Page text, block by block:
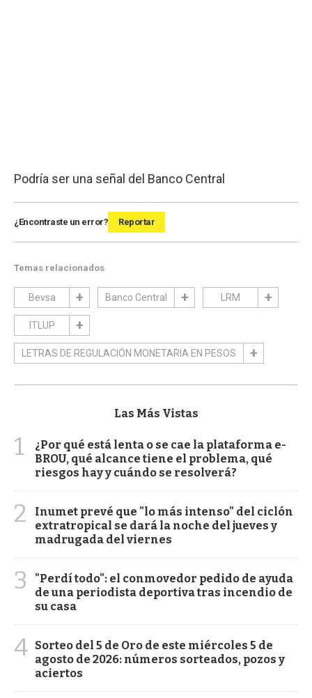
Podría ser una señal del Banco Central
¿Encontraste un error? Reportar
Temas relacionados
Bevsa Banco Central LRM
ITLUP
LETRAS DE REGULACIÓN MONETARIA EN PESOS
Las Más Vistas
1
¿Por qué está lenta o se cae la plataforma e-
BROU, qué alcance tiene el problema, qué
riesgos hay y cuándo se resolverá?
2
Inumet prevé que "lo más intenso" del ciclón
extratropical se dará la noche del jueves y
madrugada del viernes
3
"Perdí todo": el conmovedor pedido de ayuda
de una periodista deportiva tras incendio de
su casa
4 Sorteo del 5 de Oro de este miércoles 5 de
agosto de 2026: números sorteados, pozos y
aciertos